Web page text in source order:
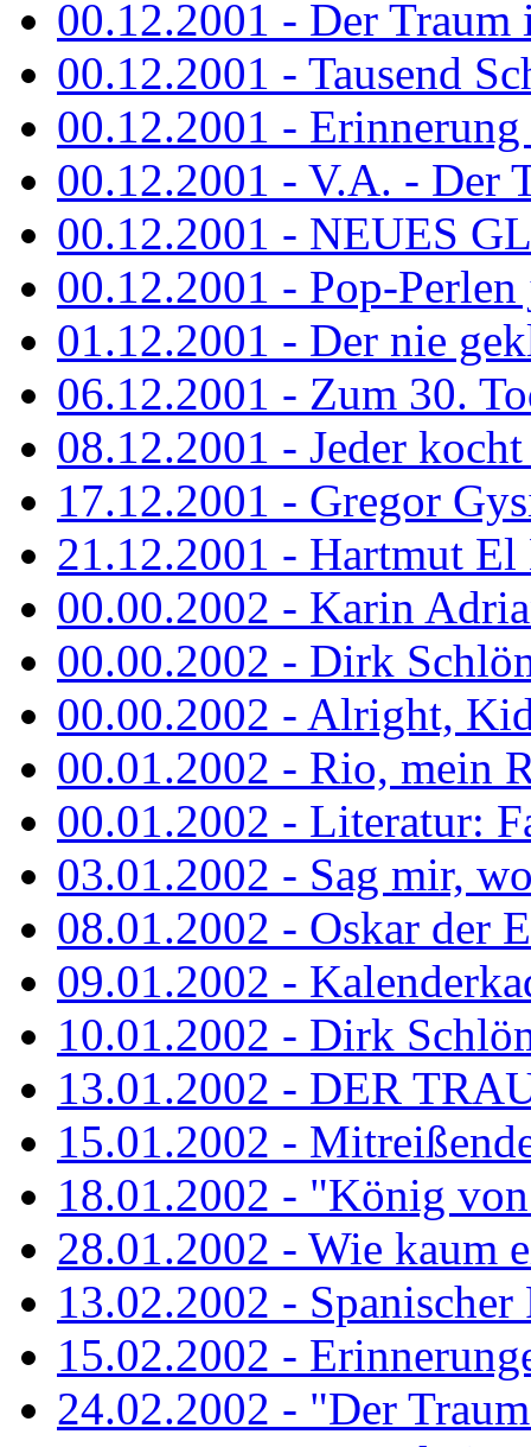
00.12.2001 - Der Traum
00.12.2001 - Tausend
00.12.2001 -
00.12.2001 - V.A. - Der
00.12.2001 - NEUES
00.12.2001 - Pop-
01.12.2001 - Der nie
06.12.2001 - Zum 30.
08.12.2001 - Jeder
17.12.2001 - Gregor
21.12.2001 - Hartmut
00.00.2002 - Karin
00.00.2002 - Dirk
00.00.2002 - Alright,
00.01.2002 - Rio, mein
00.01.2002 - Literatur:
03.01.2002 - Sag mir,
08.01.2002 - Oskar der
09.01.2002 -
10.01.2002 - Dirk
13.01.2002 - DER
15.01.2002 -
18.01.2002 - "König
28.01.2002 - Wie kaum
13.02.2002 -
15.02.2002 -
24.02.2002 - "Der